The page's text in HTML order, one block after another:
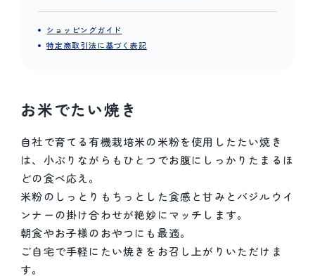
ショッピングガイド
特定商取引法に基づく表記
お米でたい焼き
自社で育てる有機栽培米の米粉を使用したたい焼き
は、小ぶりながらもひとつでお腹にしっかりたまるほ
どの食べ応え。
米粉のしっとりもちっとした食感と甘みとバジルウイ
ンナーの掛け合わせが絶妙にマッチします。
朝食やお子様のおやつにも最適。
ご自宅で手軽にたい焼きをお召し上がりいただけま
す。